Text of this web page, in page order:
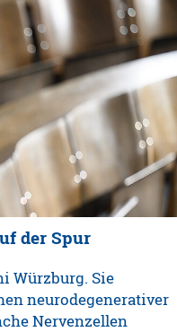
der Spur
Würzburg. Sie
neurodegenerativer
Nervenzellen